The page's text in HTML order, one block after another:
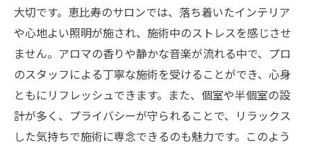
大切です。恵比寿のサロンでは、落ち着いたインテリア
や心地よい照明が施され、施術中のストレスを感じさせ
ません。アロマの香りや静かな音楽が流れる中で、プロ
のスタッフによる丁寧な施術を受けることができ、心身
ともにリフレッシュできます。また、個室や半個室の設
計が多く、プライバシーが守られることで、リラックス
した気持ちで施術に専念できるのも魅力です。このよう